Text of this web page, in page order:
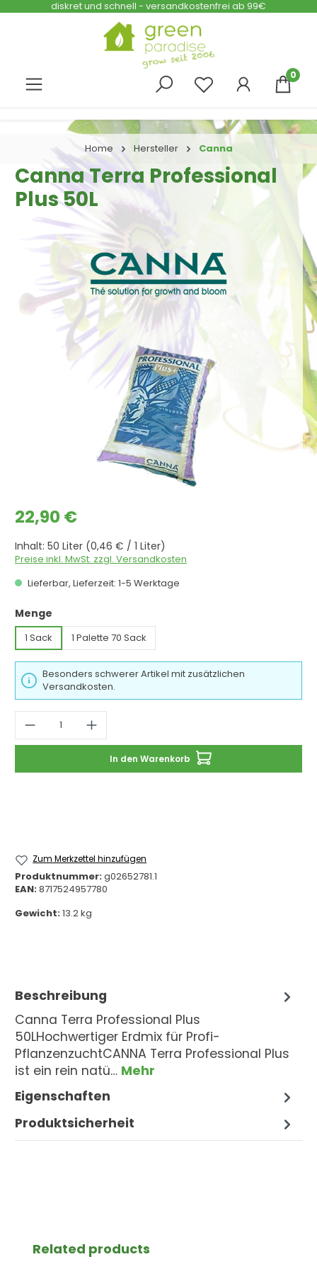
Zum Hauptinhalt springen
diskret und schnell - versandkostenfrei ab 99€
0
Home Hersteller Canna
Canna Terra Professional
Plus 50L
Bildergalerie überspringen
Regulärer Preis:
22,90 €
Inhalt: 50 Liter (0,46 € / 1 Liter)
Preise inkl. MwSt. zzgl. Versandkosten
Lieferbar, Lieferzeit: 1-5 Werktage
Menge
1 Sack 1 Palette 70 Sack
Besonders schwerer Artikel mit zusätzlichen
Versandkosten.
Produkt Anzahl: Gib den
In den Warenkorb
Zum Merkzettel hinzufügen
Produktnummer:g02652781.1
EAN:8717524957780
Gewicht:13.2 kg
Beschreibung
Canna Terra Professional Plus
50LHochwertiger Erdmix für Profi-
PflanzenzuchtCANNA Terra Professional Plus
ist ein rein natü… Mehr
Eigenschaften
Produktsicherheit
Produktgalerie überspringen
Related products